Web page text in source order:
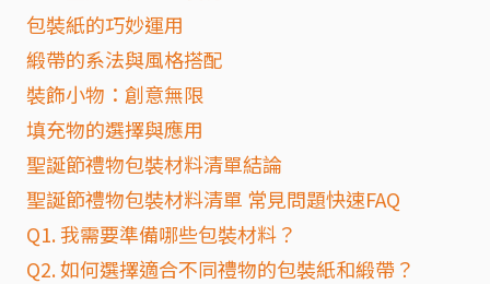
包裝紙的巧妙運用
緞帶的系法與風格搭配
裝飾小物：創意無限
填充物的選擇與應用
聖誕節禮物包裝材料清單結論
聖誕節禮物包裝材料清單 常見問題快速FAQ
Q1. 我需要準備哪些包裝材料？
Q2. 如何選擇適合不同禮物的包裝紙和緞帶？